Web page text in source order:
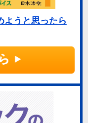
ようと思ったら